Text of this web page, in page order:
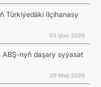
Türkiýedäki Ilçihanasy
03 Iýun 2026
nyň daşary syýasat
29 Maý 2026